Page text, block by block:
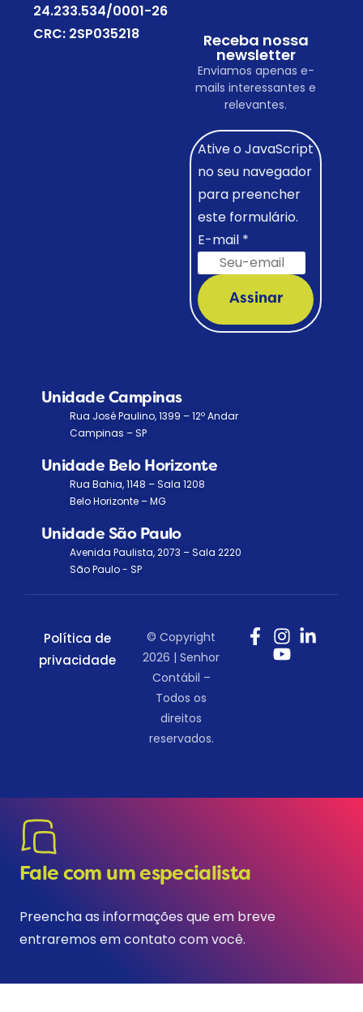
24.233.534/0001-26
CRC: 2SP035218
Receba nossa
newsletter
Enviamos apenas e-
mails interessantes e
relevantes.
Ative o JavaScript
no seu navegador
para preencher
este formulário.
E-mail *
Assinar
Unidade Campinas
Rua José Paulino, 1399 – 12º Andar
Campinas – SP
Unidade Belo Horizonte
Rua Bahia, 1148 – Sala 1208
Belo Horizonte – MG
Unidade São Paulo
Avenida Paulista, 2073 – Sala 2220
São Paulo - SP
Política de
privacidade
© Copyright
2026 | Senhor
Contábil –
Todos os
direitos
reservados.
Fale com um especialista
Preencha as informações que em breve
entraremos em contato com você.